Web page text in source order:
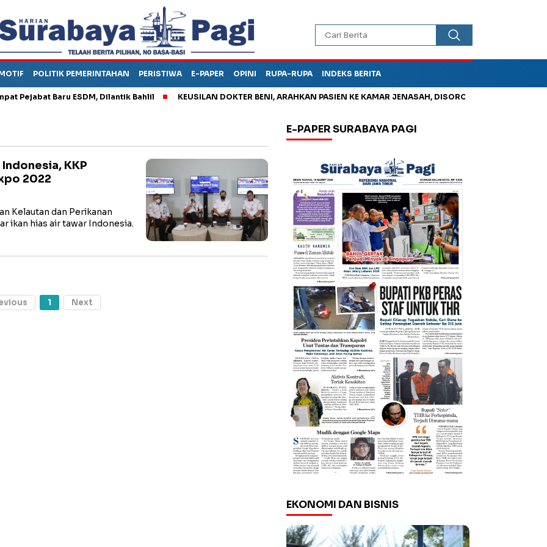
POLITIK PEMERINTAHAN PERISTIWA E-PAPER OPINI RUPA-RUPA INDEKS BERITA
Baru ESDM, Dilantik Bahlil KEUSILAN DOKTER BENI, ARAHKAN PASIEN KE KAMAR JENASAH, DISOROT
KKP
2022
Kelautan dan Perikanan
ikan hias air tawar Indonesia.
1 Next
E-PAPER SURABAYA PAGI
EKONOMI DAN BISNIS